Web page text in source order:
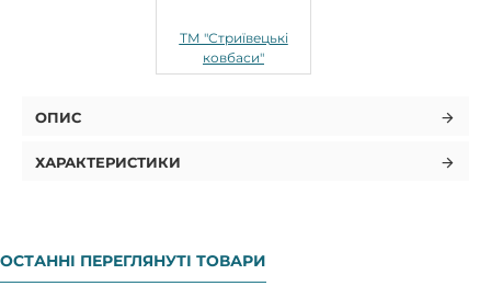
ТМ "Стриївецькі
ковбаси"
ОПИС
ХАРАКТЕРИСТИКИ
ОСТАННІ ПЕРЕГЛЯНУТІ ТОВАРИ